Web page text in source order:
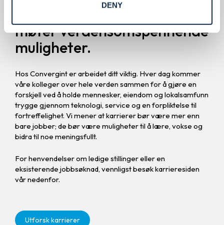
DENY
Bygg en karriere
møter verdensomspennende
muligheter.
Hos Convergint er arbeidet ditt viktig. Hver dag kommer
våre kolleger over hele verden sammen for å gjøre en
forskjell ved å holde mennesker, eiendom og lokalsamfunn
trygge gjennom teknologi, service og en forpliktelse til
fortreffelighet. Vi mener at karrierer bør være mer enn
bare jobber; de bør være muligheter til å lære, vokse og
bidra til noe meningsfullt.
For henvendelser om ledige stillinger eller en
eksisterende jobbsøknad, vennligst besøk karrieresiden
vår nedenfor.
Utforsk karrierer